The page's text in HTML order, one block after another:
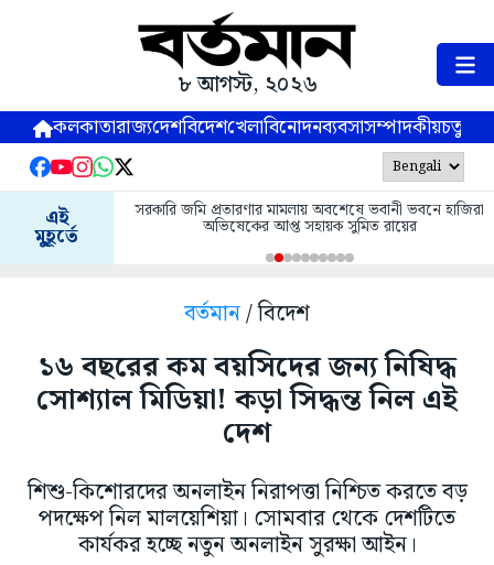
৮ আগস্ট, ২০২৬
কলকাতারাজ্যদেশবিদেশখেলাবিনোদনব্যবসাসম্পাদকীয়
এই
মুহূর্তে
সরকারি জমি প্রতারণার মামলায় অবশেষে ভবানী ভবনে হাজিরা
অভিষেকের আপ্ত সহায়ক সুমিত রায়ের
বর্তমান/ বিদেশ
১৬ বছরের কম বয়সিদের জন্য নিষিদ্ধ
সোশ্যাল মিডিয়া! কড়া সিদ্ধন্ত নিল এই
দেশ
শিশু-কিশোরদের অনলাইন নিরাপত্তা নিশ্চিত করতে বড়
পদক্ষেপ নিল মালয়েশিয়া। সোমবার থেকে দেশটিতে
কার্যকর হচ্ছে নতুন অনলাইন সুরক্ষা আইন।